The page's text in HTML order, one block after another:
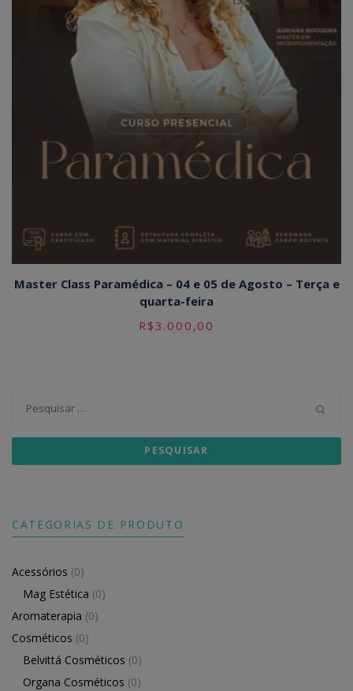
Master Class Paramédica – 04 e 05 de Agosto – Terça e
quarta-feira
R$3.000,00
por:
CATEGORIAS DE PRODUTO
Acessórios (0)
Mag Estética (0)
Aromaterapia (0)
Cosméticos (0)
Belvittá Cosméticos (0)
Organa Cosméticos (0)